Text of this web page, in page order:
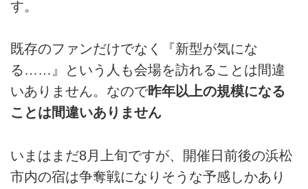
す。
既存のファンだけでなく『新型が気にな
る……』という人も会場を訪れることは間違
いありません。なので昨年以上の規模になる
ことは間違いありません
いまはまだ8月上旬ですが、開催日前後の浜松
市内の宿は争奪戦になりそうな予感しかあり